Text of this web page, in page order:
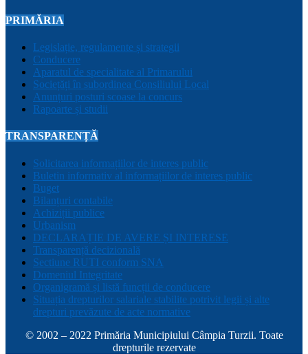
PRIMĂRIA
Legislație, regulamente și strategii
Conducere
Aparatul de specialitate al Primarului
Sociețăți în subordinea Consiliului Local
Anunțuri posturi scoase la concurs
Rapoarte și studii
TRANSPARENȚĂ
Solicitarea informațiilor de interes public
Buletin informativ al informațiilor de interes public
Buget
Bilanțuri contabile
Achiziții publice
Urbanism
DECLARAȚIE DE AVERE ȘI INTERESE
Transparență decizională
Sectiune RUTI conform SNA
Domeniul Integritate
Organigramă și listă funcții de conducere
Situația drepturilor salariale stabilite potrivit legii și alte
drepturi prevăzute de acte normative
© 2002 – 2022 Primăria Municipiului Câmpia Turzii. Toate
drepturile rezervate